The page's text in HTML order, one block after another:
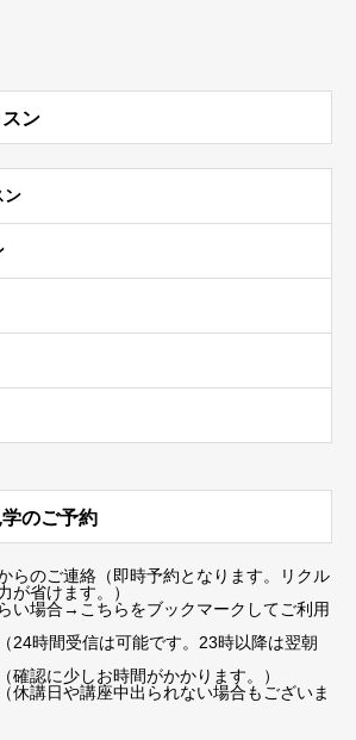
ン
ン
のご予約
らのご連絡（即時予約となります。リクル
が省けます。）
い場合→こちらをブックマーク してご利用
24時間受信は可能です。23時以降は翌朝
認に少しお時間がかかります。）
休講日や講座中出られない場合もございま